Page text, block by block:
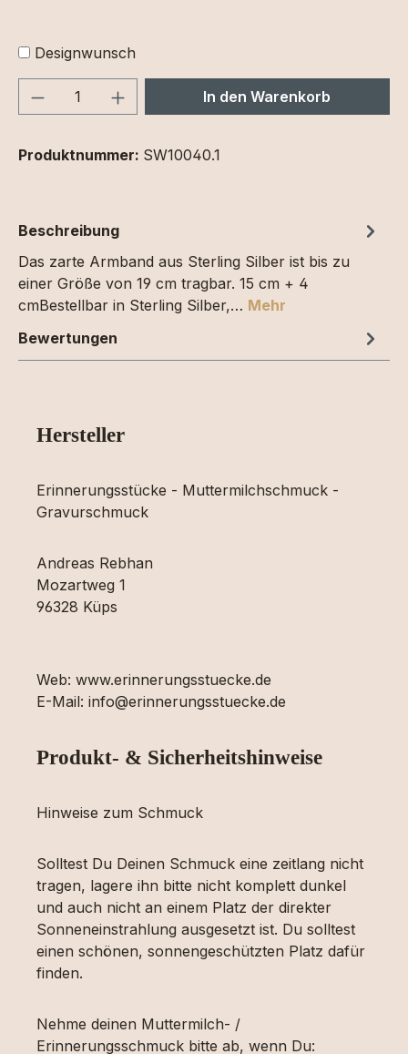
Designwunsch
Produkt Anzahl: Gib denIn den Warenkorb
Produktnummer: SW10040.1
Beschreibung
Das zarte Armband aus Sterling Silber ist bis zu
einer Größe von 19 cm tragbar. 15 cm + 4
cmBestellbar in Sterling Silber,… Mehr
Bewertungen
Hersteller
Erinnerungsstücke - Muttermilchschmuck -
Gravurschmuck
Andreas Rebhan
Mozartweg 1
96328 Küps
Web: www.erinnerungsstuecke.de
E-Mail: info@erinnerungsstuecke.de
Produkt- & Sicherheitshinweise
Hinweise zum Schmuck
Solltest Du Deinen Schmuck eine zeitlang nicht
tragen, lagere ihn bitte nicht komplett dunkel
und auch nicht an einem Platz der direkter
Sonneneinstrahlung ausgesetzt ist. Du solltest
einen schönen, sonnengeschützten Platz dafür
finden.
Nehme deinen Muttermilch- /
Erinnerungsschmuck bitte ab, wenn Du: